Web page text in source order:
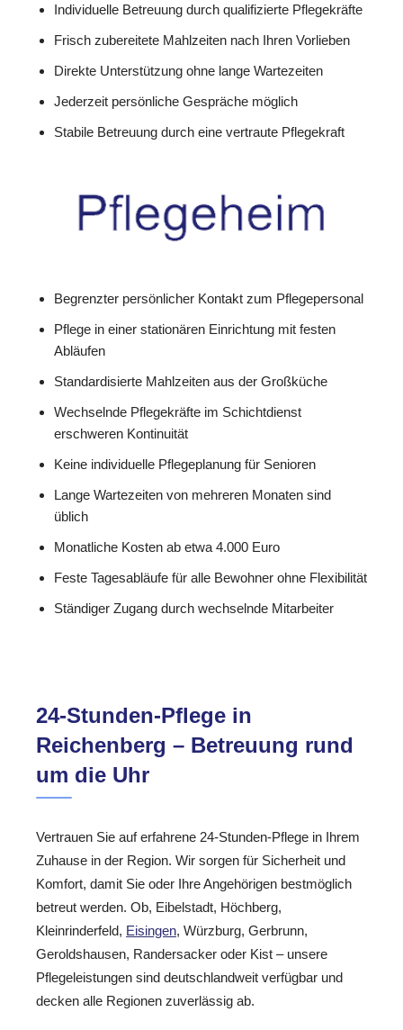
Individuelle Betreuung durch qualifizierte Pflegekräfte
Frisch zubereitete Mahlzeiten nach Ihren Vorlieben
Direkte Unterstützung ohne lange Wartezeiten
Jederzeit persönliche Gespräche möglich
Stabile Betreuung durch eine vertraute Pflegekraft
Begrenzter persönlicher Kontakt zum Pflegepersonal
Pflege in einer stationären Einrichtung mit festen
Abläufen
Standardisierte Mahlzeiten aus der Großküche
Wechselnde Pflegekräfte im Schichtdienst
erschweren Kontinuität
Keine individuelle Pflegeplanung für Senioren
Lange Wartezeiten von mehreren Monaten sind
üblich
Monatliche Kosten ab etwa 4.000 Euro
Feste Tagesabläufe für alle Bewohner ohne Flexibilität
Ständiger Zugang durch wechselnde Mitarbeiter
24-Stunden-Pflege in
Reichenberg – Betreuung rund
um die Uhr
Vertrauen Sie auf erfahrene 24-Stunden-Pflege in Ihrem
Zuhause in der Region. Wir sorgen für Sicherheit und
Komfort, damit Sie oder Ihre Angehörigen bestmöglich
betreut werden. Ob, Eibelstadt, Höchberg,
Kleinrinderfeld, Eisingen, Würzburg, Gerbrunn,
Geroldshausen, Randersacker oder Kist – unsere
Pflegeleistungen sind deutschlandweit verfügbar und
decken alle Regionen zuverlässig ab.